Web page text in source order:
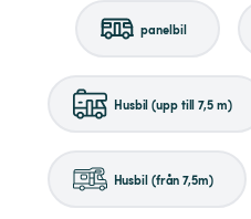
panelbil
Husbil (upp till 7,5 m)
Husbil (från 7,5m)